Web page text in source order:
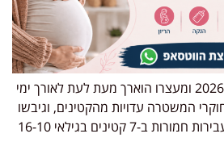
הנאשם נעצר ב-4 במרץ 2026 ומעצרו הוארך מעת לעת לאורך ימי
המשטרה עדויות מהקטינים, וגיבשו
תשתית ראייתית לביצוע עבירות חמורות ב-7 קטינים בגילאי 16-10